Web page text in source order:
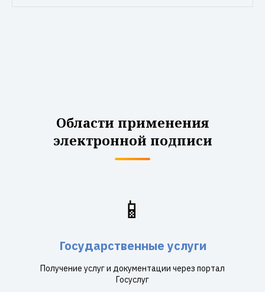
Области применения
электронной подписи
📱
Государственные услуги
Получение услуг и документации через портал
Госуслуг